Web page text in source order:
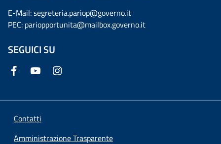
E-Mail: segreteria.pariop@governo.it
PEC: pariopportunita@mailbox.governo.it
SEGUICI SU
Contatti
Amministrazione Trasparente